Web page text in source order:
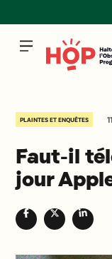
PLAINTES ET ENQUÊTES
Faut-il
jour